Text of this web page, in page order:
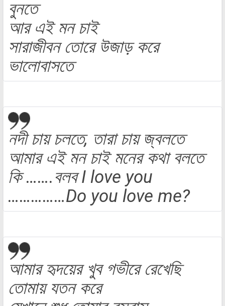
বুনতে
আর এই মন চাই
সারাজীবন তোরে উজাড় করে
ভালোবাসতে
নদী চায় চলতে, তারা চায় জ্বলতে
আমার এই মন চাই মনের কথা বলতে
কি …….বলব I love you
……………Do you love me?
আমার হৃদয়ের খুব গভীরে রেখেছি
তোমায় যতন করে